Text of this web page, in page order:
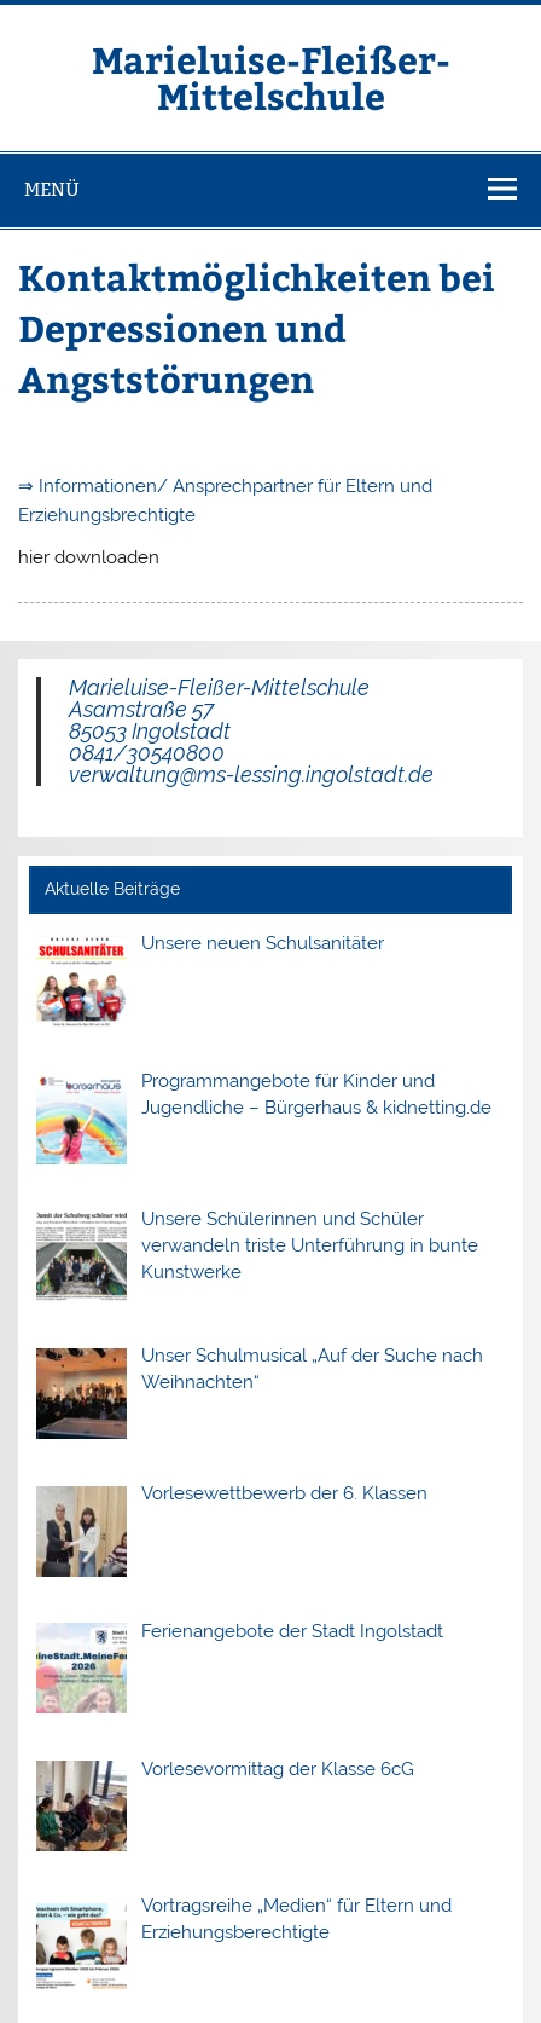
Zum
Marieluise-Fleißer-
Mittelschule
MENÜ
Kontaktmöglichkeiten bei
Depressionen und
Angststörungen
⇒ Informationen/ Ansprechpartner für Eltern und
Erziehungsbrechtigte
hier downloaden
Marieluise-Fleißer-Mittelschule
Asamstraße 57
85053 Ingolstadt
0841/30540800
verwaltung@ms-lessing.ingolstadt.de
Aktuelle Beiträge
Unsere neuen Schulsanitäter
Programmangebote für Kinder und
Jugendliche – Bürgerhaus & kidnetting.de
Unsere Schülerinnen und Schüler
verwandeln triste Unterführung in bunte
Kunstwerke
Unser Schulmusical „Auf der Suche nach
Weihnachten“
Vorlesewettbewerb der 6. Klassen
Ferienangebote der Stadt Ingolstadt
Vorlesevormittag der Klasse 6cG
Vortragsreihe „Medien“ für Eltern und
Erziehungsberechtigte